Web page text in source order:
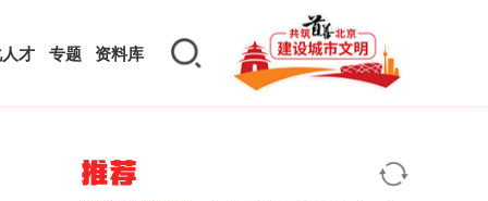
才 专题 资料库
推荐